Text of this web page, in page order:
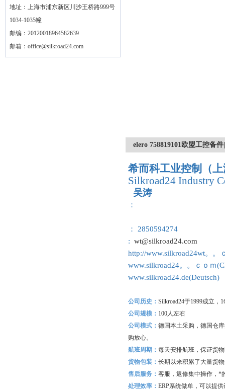
地址：上海市浦东新区川沙王桥路999号
1034-1035幢
邮编：20120018964582639
邮箱： office@silkroad24.com
elero 758819101欧盟工控备
希而科工业控制（
Silkroad24 Industry
吴涛
：
： 2850594274
: wt@silkroad24.com
http://www.silkroad24wt。。
www.silkroad24。。ｃｏｍ
www.silkroad24.de(Deutsch)
公司历史： Silkroad24于1999成立，
公司规模： 100人左右
公司模式： 德国本土采购，德国仓
购放心。
航班周期： 每天安排航班，保证货
货物包装： 长期以来积累了大量货
售后服务： 客服，返修集中操作，*
处理效率： ERP系统做单，可以提